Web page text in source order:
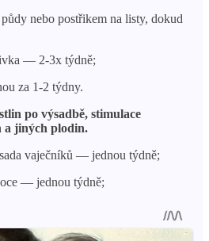
nebo postřikem na listy, dokud
— 2-3x týdně;
za 1-2 týdny.
po výsadbě, stimulace
a jiných plodin.
vaječníků — jednou týdně;
— jednou týdně;